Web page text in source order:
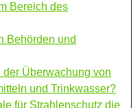
Bereich des
Behörden und
Überwachung von
und Trinkwasser?
für Strahlenschutz die